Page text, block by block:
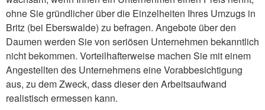
ohne Sie gründlicher über die Einzelheiten Ihres Umzugs in
Britz (bei Eberswalde) zu befragen. Angebote über den
Daumen werden Sie von seriösen Unternehmen bekanntlich
nicht bekommen. Vorteilhafterweise machen Sie mit einem
Angestellten des Unternehmens eine Vorabbesichtigung
aus, zu dem Zweck, dass dieser den Arbeitsaufwand
realistisch ermessen kann.